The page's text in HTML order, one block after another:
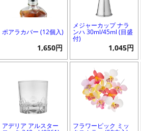
ポアラカバー (12個入)
1,650円
メジャーカップ ナラ
ンハ 30ml/45ml (目盛
付)
1,045円
アデリア アルスター フラワーピック ミッ